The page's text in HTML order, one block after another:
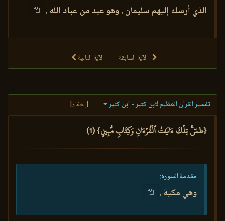
الذي أرسله إليهم سليمان . وهو عبد من عباد الله .
الآية السابقة الآية التالية
تفسير القرآن العظيم لابن كثير - ابن كثير [إخفاء]
{طسٓۚ تِلۡكَ ءَايَٰتُ ٱلۡقُرۡءَانِ وَكِتَابٖ مُّبِينٍ} (1)
مقدمة السورة:
وهي مكية .